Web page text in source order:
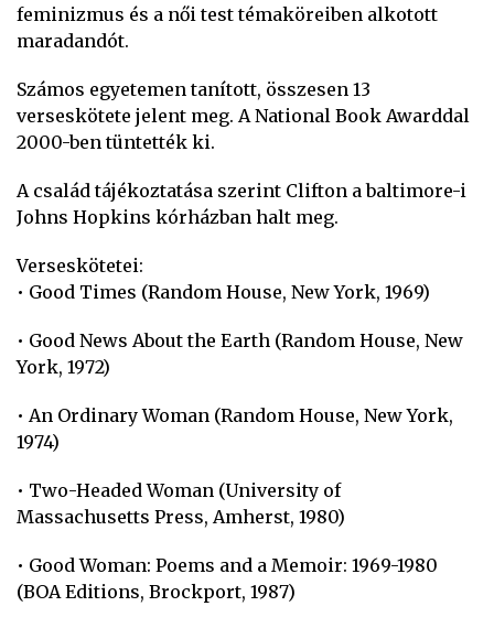
feminizmus és a női test témaköreiben alkotott
maradandót.
Számos egyetemen tanított, összesen 13
verseskötete jelent meg. A National Book Awarddal
2000-ben tüntették ki.
A család tájékoztatása szerint Clifton a baltimore-i
Johns Hopkins kórházban halt meg.
Verseskötetei:
• Good Times (Random House, New York, 1969)
• Good News About the Earth (Random House, New
York, 1972)
• An Ordinary Woman (Random House, New York,
1974)
• Two-Headed Woman (University of
Massachusetts Press, Amherst, 1980)
• Good Woman: Poems and a Memoir: 1969-1980
(BOA Editions, Brockport, 1987)